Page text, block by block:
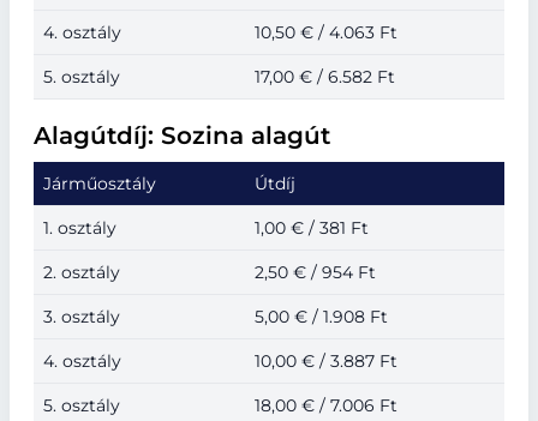
4. osztály 10,50 € / 4.063 Ft
5. osztály 17,00 € / 6.582 Ft
Alagútdíj: Sozina alagút
Járműosztály Útdíj
1. osztály 1,00 € / 381 Ft
2. osztály 2,50 € / 954 Ft
3. osztály 5,00 € / 1.908 Ft
4. osztály 10,00 € / 3.887 Ft
5. osztály 18,00 € / 7.006 Ft